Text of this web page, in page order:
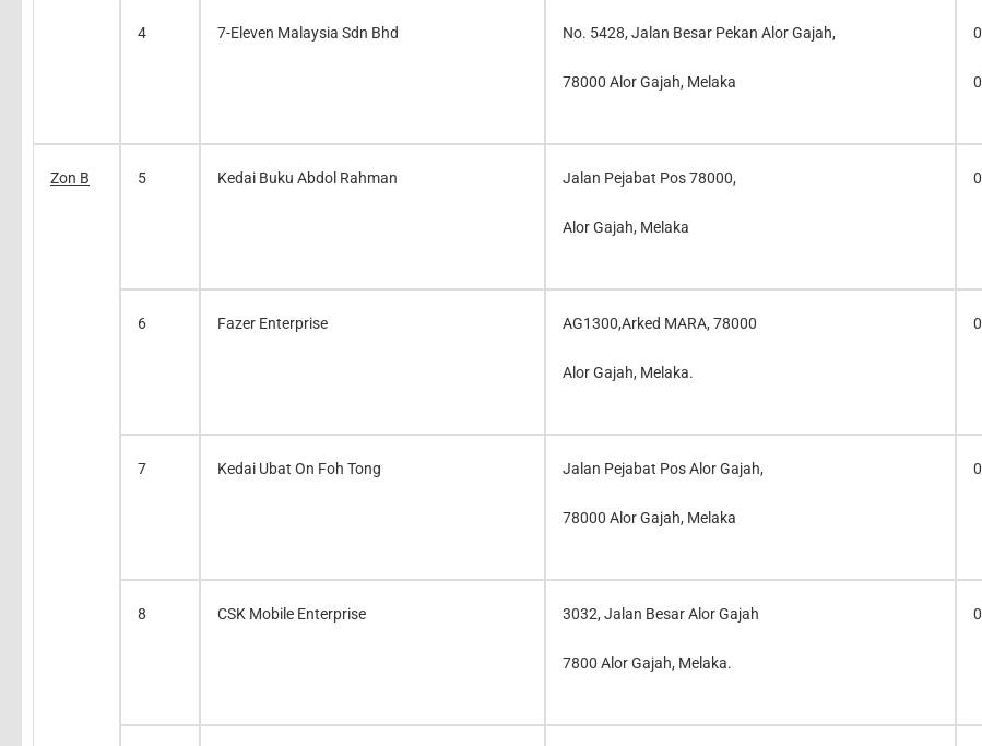
4 7-Eleven Malaysia Sdn Bhd No. 5428, Jalan Besar Pekan Alor Gajah,
78000 Alor Gajah, Melaka
Zon B 5 Kedai Buku Abdol Rahman Jalan Pejabat Pos 78000,
Alor Gajah, Melaka
6 Fazer Enterprise AG1300,Arked MARA, 78000
Alor Gajah, Melaka.
7 Kedai Ubat On Foh Tong Jalan Pejabat Pos Alor Gajah,
78000 Alor Gajah, Melaka
8 CSK Mobile Enterprise 3032, Jalan Besar Alor Gajah
7800 Alor Gajah, Melaka.